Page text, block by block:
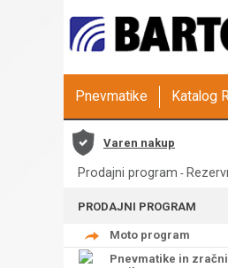
Pnevmatike Katalog
Varen nakup
Prodajni program -
PRODAJNI PROGRAM
Moto program
Pnevmatike in